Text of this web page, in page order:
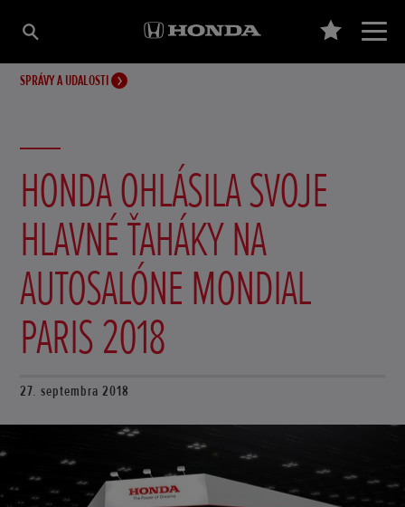
SPRÁVY A UDALOSTI
HONDA OHLÁSILA SVOJE
HLAVNÉ ŤAHÁKY NA
AUTOSALÓNE MONDIAL
PARIS 2018
27. septembra 2018